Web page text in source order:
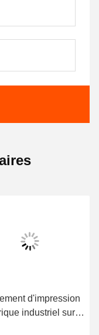
d'impression
industriel sur